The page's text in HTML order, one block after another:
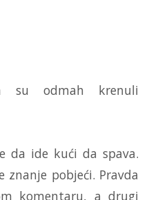
su odmah krenuli
da ide kući da spava.
znanje pobjeći. Pravda
komentaru, a drugi